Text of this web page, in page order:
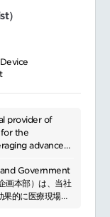
資料作成および
薬価マネジメン
報酬改定および
への対応
応
報告対応
向けた提案および
）
provider of
the
advanced
and
wide range of
commitment
Government
画本部）は、当社
的に医療現場や